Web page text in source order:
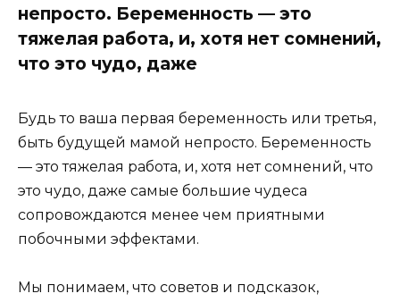
непросто. Беременность — это
тяжелая работа, и, хотя нет сомнений,
что это чудо, даже
Будь то ваша первая беременность или третья,
быть будущей мамой непросто. Беременность
— это тяжелая работа, и, хотя нет сомнений, что
это чудо, даже самые большие чудеса
сопровождаются менее чем приятными
побочными эффектами.
Мы понимаем, что советов и подсказок,